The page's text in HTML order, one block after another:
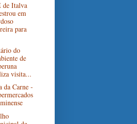
de Italva
em
para
do
de
visita...
da Carne -